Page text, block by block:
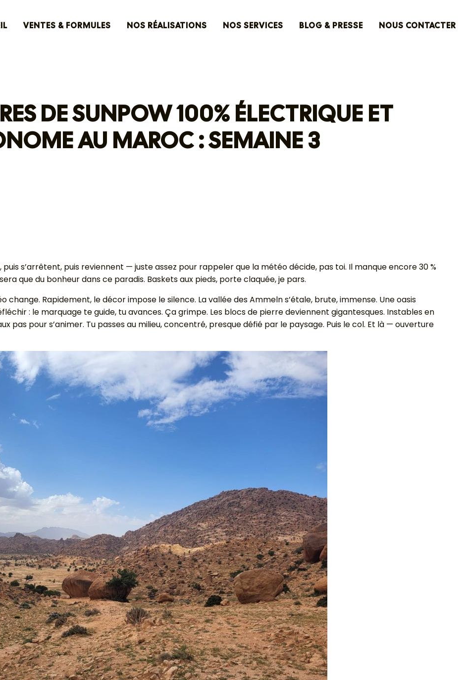
VENTES & FORMULES NOS RÉALISATIONS NOS SERVICES BLOG & PRESSE NOUS CONTACTER
DE SUNPOW 100% ÉLECTRIQUE ET
AU MAROC : SEMAINE 3
s’arrêtent, puis reviennent — juste assez pour rappeler que la météo décide, pas toi. Il manque encore 30 %
que du bonheur dans ce paradis. Baskets aux pieds, porte claquée, je pars.
change. Rapidement, le décor impose le silence. La vallée des Ammeln s’étale, brute, immense. Une oasis
: le marquage te guide, tu avances. Ça grimpe. Les blocs de pierre deviennent gigantesques. Instables en
pas pour s’animer. Tu passes au milieu, concentré, presque défié par le paysage. Puis le col. Et là — ouverture